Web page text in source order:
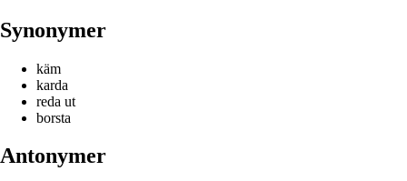
Synonymer
käm
karda
reda ut
borsta
Antonymer